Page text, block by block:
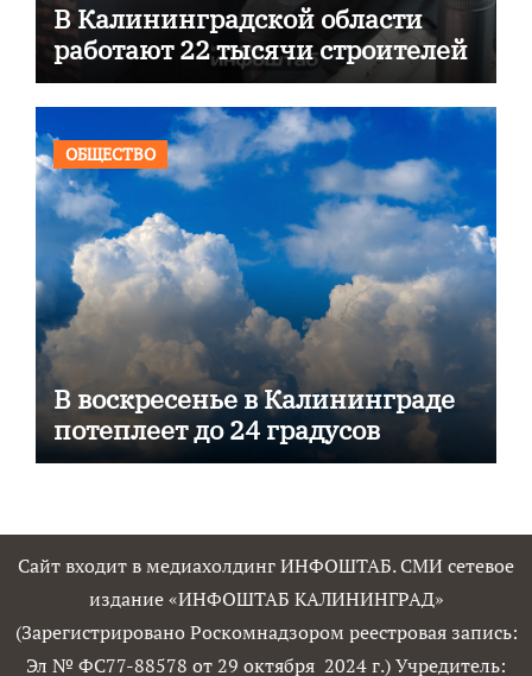
В Калининградской области
работают 22 тысячи строителей
ОБЩЕСТВО
В воскресенье в Калининграде
потеплеет до 24 градусов
Сайт входит в медиахолдинг ИНФОШТАБ. СМИ сетевое
издание «ИНФОШТАБ КАЛИНИНГРАД»
(Зарегистрировано Роскомнадзором реестровая запись:
Эл № ФС77-88578 от 29 октября 2024 г.) Учредитель: